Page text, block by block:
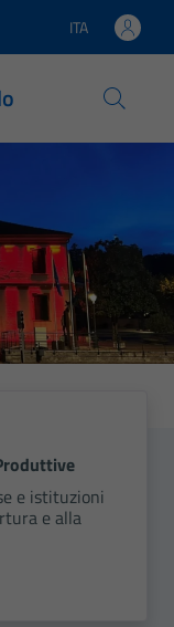
Lingua attiva:
ITA
e istituzioni
e alla